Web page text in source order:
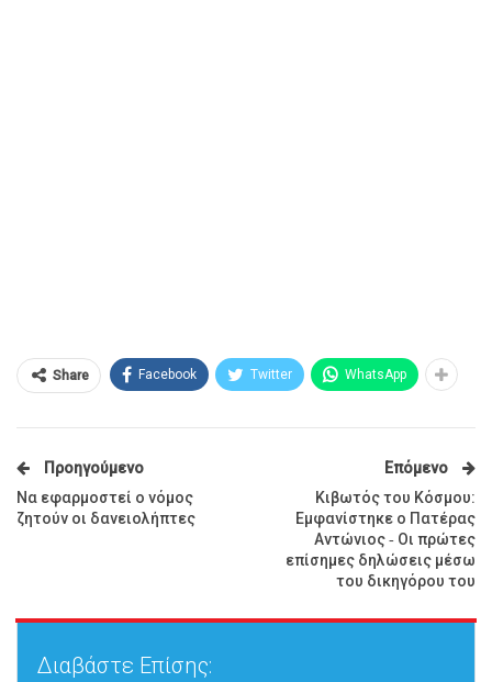
Share Facebook Twitter WhatsApp
Προηγούμενο
Να εφαρμοστεί ο νόμος
ζητούν οι δανειολήπτες
Επόμενο
Κιβωτός του Κόσμου:
Εμφανίστηκε ο Πατέρας
Αντώνιος ‑ Οι πρώτες
επίσημες δηλώσεις μέσω
του δικηγόρου του
Διαβάστε Επίσης: